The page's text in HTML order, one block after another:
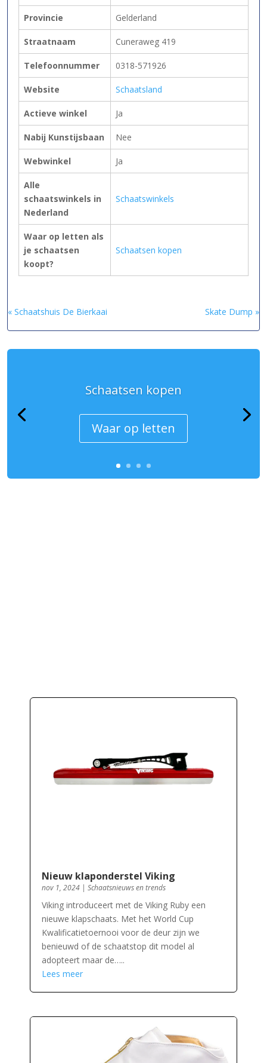
Provincie Gelderland
Straatnaam Cuneraweg 419
Telefoonnummer 0318-571926
Website Schaatsland
Actieve winkel Ja
Nabij Kunstijsbaan Nee
Webwinkel Ja
Alle
schaatswinkels in
Nederland
Schaatswinkels
Waar op letten als
je schaatsen
koopt?
Schaatsen kopen
« Schaatshuis De Bierkaai Skate Dump »
Schaatsen kopen
Waar op letten
Nieuw klaponderstel Viking
nov 1, 2024| Schaatsnieuws en trends
Viking introduceert met de Viking Ruby een
nieuwe klapschaats. Met het World Cup
Kwalificatietoernooi voor de deur zijn we
benieuwd of de schaatstop dit model al
adopteert maar de…..
Lees meer